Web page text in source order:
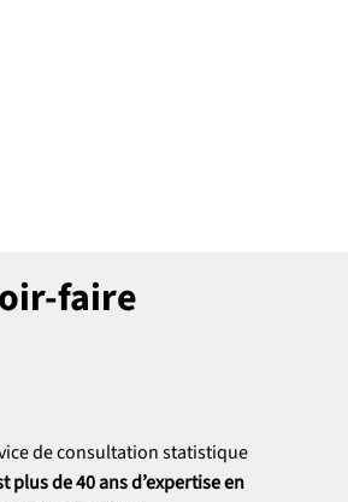
faire
de consultation statistique
plus de 40 ans d’expertise en